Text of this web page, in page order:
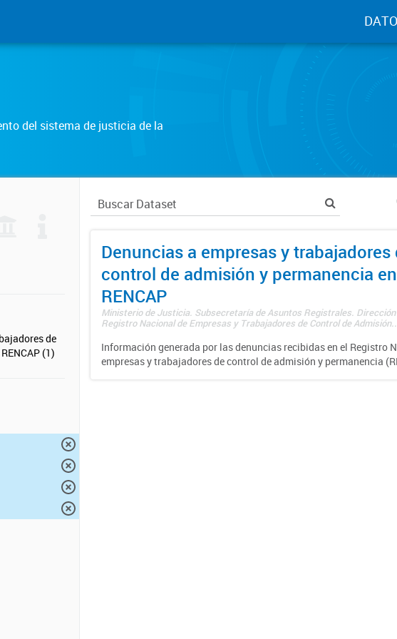
del sistema de justicia de la
de
(1)
Denuncias a empresas y trabajadores
control de admisión y permanencia en
RENCAP
Ministerio de Justicia. Subsecretaría de Asuntos Registrales. Dirección
Registro Nacional de Empresas y Trabajadores de Control de
Información generada por las denuncias recibidas en el Registro
empresas y trabajadores de control de admisión y permanencia